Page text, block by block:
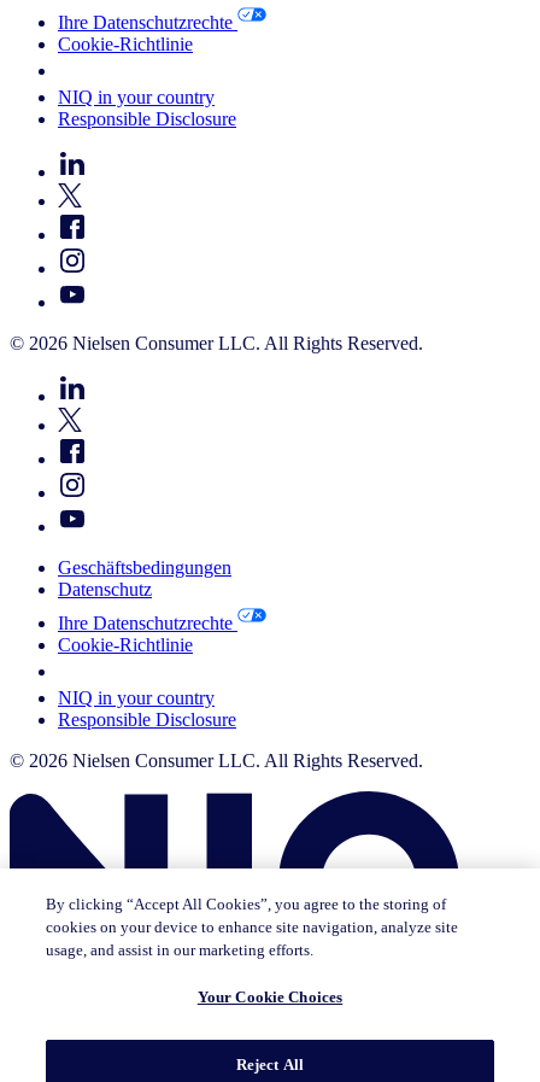
Ihre Datenschutzrechte
Cookie-Richtlinie
NIQ in your country
Responsible Disclosure
© 2026 Nielsen Consumer LLC. All Rights Reserved.
Geschäftsbedingungen
Datenschutz
Ihre Datenschutzrechte
Cookie-Richtlinie
NIQ in your country
Responsible Disclosure
© 2026 Nielsen Consumer LLC. All Rights Reserved.
Diese Seite existiert nicht auf [x]. Bleiben Sie auf der Seite, auf der
Sie sich gerade befinden, oder gehen Sie auf die [x] Homepage.
By clicking “Accept All Cookies”, you agree to the storing of
cookies on your device to enhance site navigation, analyze site
usage, and assist in our marketing efforts.
Your Cookie Choices
Reject All